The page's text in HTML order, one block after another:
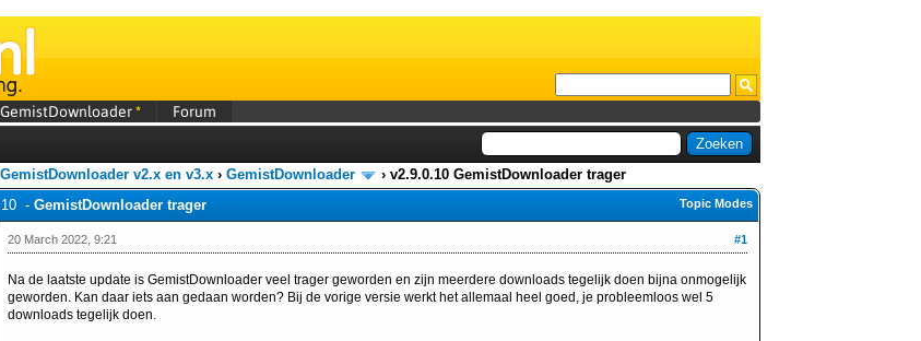
GemistDownloader* Forum
GemistDownloader v2.x en v3.x › GemistDownloader › v2.9.0.10 GemistDownloader trager
Topic Modes
- GemistDownloader trager
#1
20 March 2022, 9:21
Na de laatste update is GemistDownloader veel trager geworden en zijn meerdere downloads tegelijk doen bijna onmogelijk
geworden. Kan daar iets aan gedaan worden? Bij de vorige versie werkt het allemaal heel goed, je probleemloos wel 5
downloads tegelijk doen.